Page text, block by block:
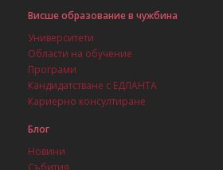
Висше образование в чужбина
Университети
Области на обучение
Програми
Кандидатстване с ЕДЛАНТА
Кариерно консултиране
Блог
Новини
Събития